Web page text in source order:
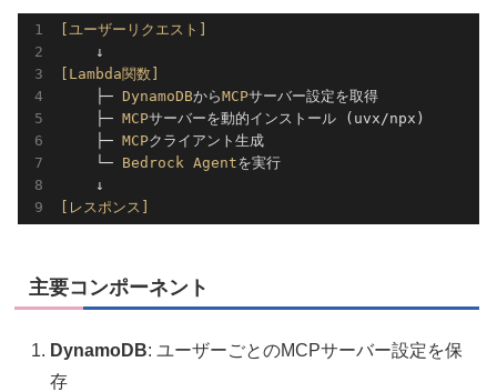
[ユーザーリクエスト]
[Lambda関数]
    ├─
DynamoDBからMCPサーバー設定を取得
    ├─
MCPサーバーを動的インストール (uvx/npx)
    ├─
MCPクライアント生成
    └─
Bedrock Agentを実行
[レスポンス]
主要コンポーネント
DynamoDB: ユーザーごとのMCPサーバー設定を保
存